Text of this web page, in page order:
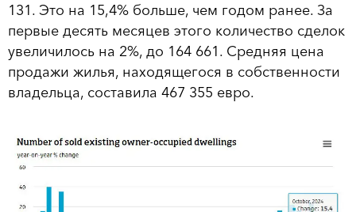
131. Это на 15,4% больше, чем годом ранее. За
первые десять месяцев этого количество сделок
увеличилось на 2%, до 164 661. Средняя цена
продажи жилья, находящегося в собственности
владельца, составила 467 355 евро.